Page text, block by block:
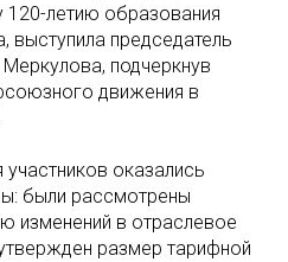
летию образования
председатель
подчеркнув
движения в
оказались
были рассмотрены
изменений в отраслевое
размер тарифной